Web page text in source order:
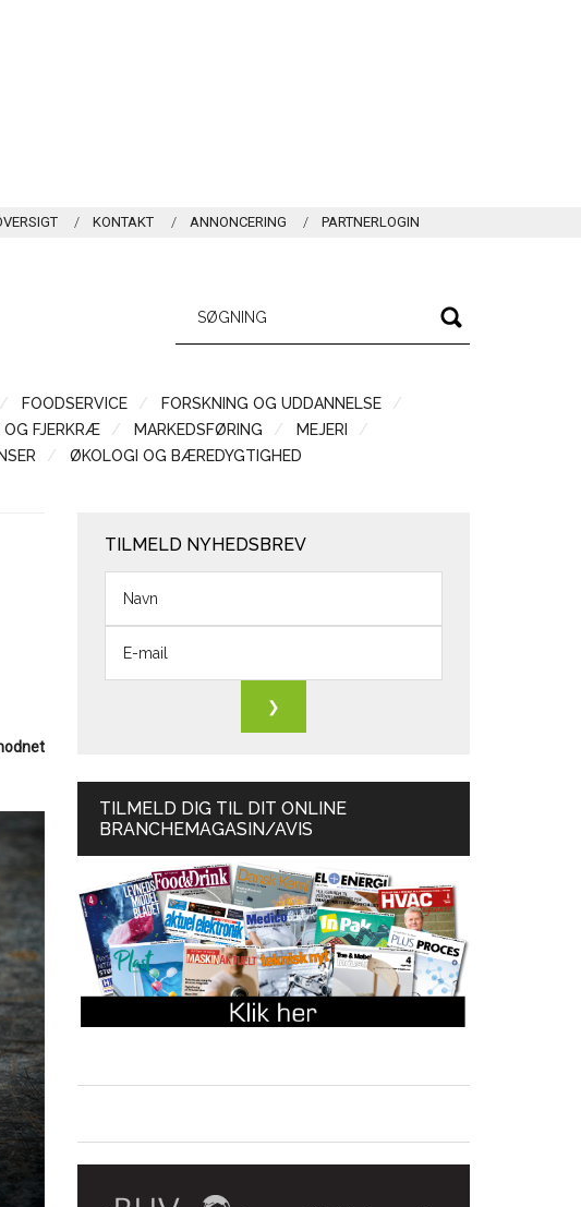
KONTAKT ANNONCERING PARTNERLOGIN
FOODSERVICE
FORSKNING OG UDDANNELSE
OG FJERKRÆ MARKEDSFØRING
MEJERI
ØKOLOGI OG BÆREDYGTIGHED
TILMELD NYHEDSBREV
TILMELD DIG TIL DIT ONLINE
BRANCHEMAGASIN/AVIS